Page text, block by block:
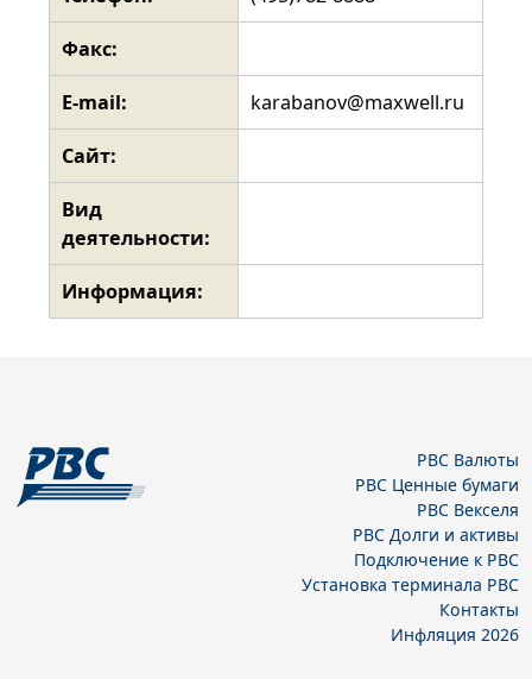
Факс:
E-mail: karabanov@maxwell.ru
Сайт:
Вид
деятельности:
Информация:
РВС Валюты
РВС Ценные бумаги
РВС Векселя
РВС Долги и активы
Подключение к РВС
Установка терминала РВС
Контакты
Инфляция 2026